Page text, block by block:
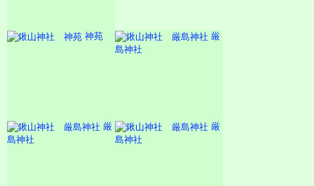
神苑
厳
島神社
厳
島神社
厳
島神社